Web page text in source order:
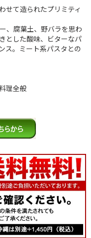
せて造られたプリミティ
、腐葉土、野バラを思わ
とした酸味、ビターなパ
ス。ミート系パスタとの
理全般